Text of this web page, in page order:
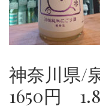
神奈川県/
1650円